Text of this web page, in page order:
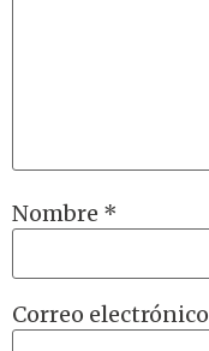
Nombre *
Correo electrónico